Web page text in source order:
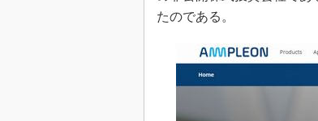
たのである。